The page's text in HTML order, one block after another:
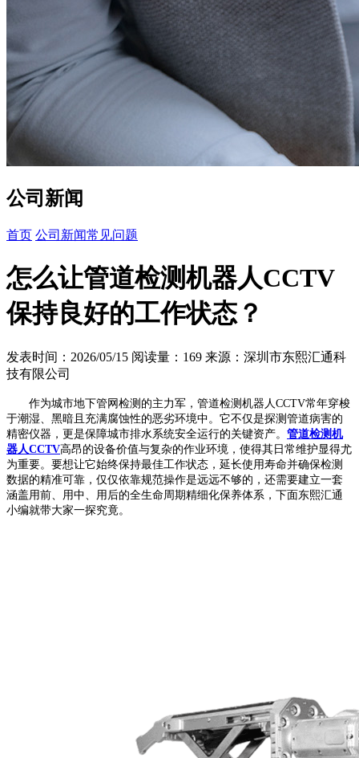
公司新闻
首页 公司新闻常见问题
怎么让管道检测机器人CCTV
保持良好的工作状态？
发表时间：2026/05/15 阅读量：169 来源：深圳市东熙汇通科
技有限公司
作为城市地下管网检测的主力军，管道检测机器人CCTV常年穿梭
于潮湿、黑暗且充满腐蚀性的恶劣环境中。它不仅是探测管道病害的
精密仪器，更是保障城市排水系统安全运行的关键资产。 管道检测机
器人CCTV高昂的设备价值与复杂的作业环境，使得其日常维护显得尤
为重要。要想让它始终保持最佳工作状态，延长使用寿命并确保检测
数据的精准可靠，仅仅依靠规范操作是远远不够的，还需要建立一套
涵盖用前、用中、用后的全生命周期精细化保养体系，下面东熙汇通
小编就带大家一探究竟。